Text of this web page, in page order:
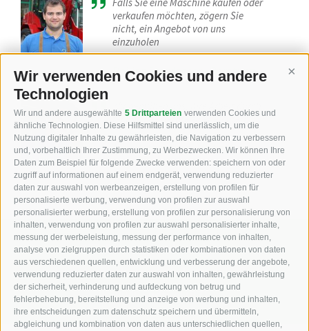
Wir verwenden Cookies und andere
Technologien
Wir und andere ausgewählte 5 Drittparteien verwenden Cookies und
ähnliche Technologien. Diese Hilfsmittel sind unerlässlich, um die
Nutzung digitaler Inhalte zu gewährleisten, die Navigation zu verbessern
und, vorbehaltlich Ihrer Zustimmung, zu Werbezwecken. Wir können Ihre
Daten zum Beispiel für folgende Zwecke verwenden: speichern von oder
zugriff auf informationen auf einem endgerät, verwendung reduzierter
daten zur auswahl von werbeanzeigen, erstellung von profilen für
personalisierte werbung, verwendung von profilen zur auswahl
personalisierter werbung, erstellung von profilen zur personalisierung von
inhalten, verwendung von profilen zur auswahl personalisierter inhalte,
messung der werbeleistung, messung der performance von inhalten,
analyse von zielgruppen durch statistiken oder kombinationen von daten
aus verschiedenen quellen, entwicklung und verbesserung der angebote,
verwendung reduzierter daten zur auswahl von inhalten, gewährleistung
der sicherheit, verhinderung und aufdeckung von betrug und
fehlerbehebung, bereitstellung und anzeige von werbung und inhalten,
ihre entscheidungen zum datenschutz speichern und übermitteln,
abgleichung und kombination von daten aus unterschiedlichen quellen,
verkaufen möchten, zögern Sie
nicht, ein Angebot von uns
einzuholen
Philipp Staudacher - Beratung
technische Geräte zu erleichtern.
Alex Unterhuber - Verkauf
KFZ, Bau und Landmaschinen
Industriezone Unterackern Fuggerstraße 18
I-39049Südtirol (BZ)